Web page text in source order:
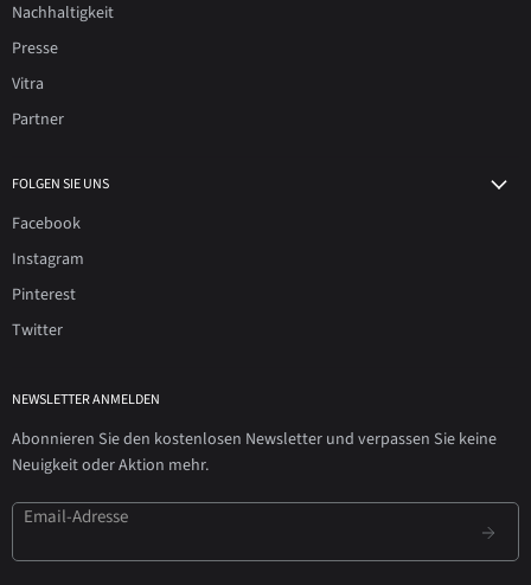
Nachhaltigkeit
Presse
Vitra
Partner
FOLGEN SIE UNS
Facebook
Instagram
Pinterest
Twitter
NEWSLETTER ANMELDEN
Abonnieren Sie den kostenlosen Newsletter und verpassen Sie keine
Neuigkeit oder Aktion mehr.
Email-Adresse